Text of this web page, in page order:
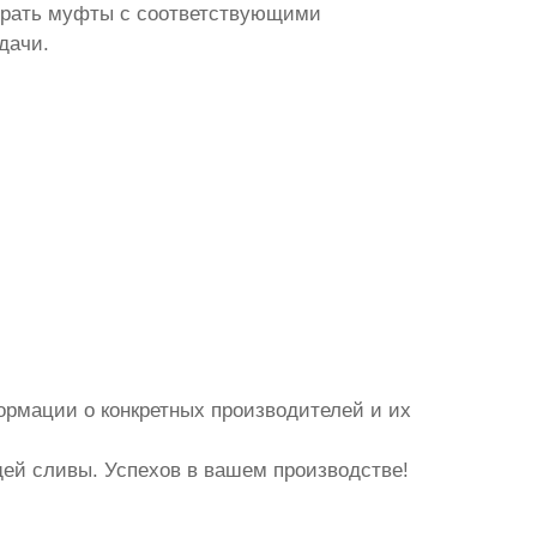
муфты с соответствующими
о конкретных производителей и их
сливы. Успехов в вашем производстве!